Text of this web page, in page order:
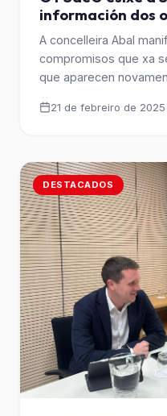
información dos
ambición e
apoialos
A concelleira Abal
compromisos que xa
que aparecen
que se nos remita un
21 de febreiro de 2025
DESTACADOS